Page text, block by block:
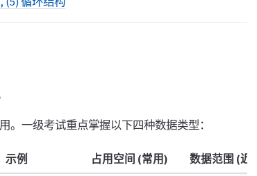
一级考试重点掌握以下四种数据类型：
示例 占用空间 (常用) 数据范围 (近